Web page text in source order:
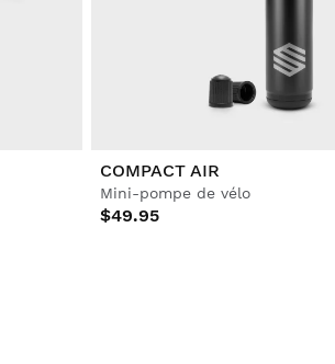
COMPACT AIR
Mini-pompe de vélo
$49.95